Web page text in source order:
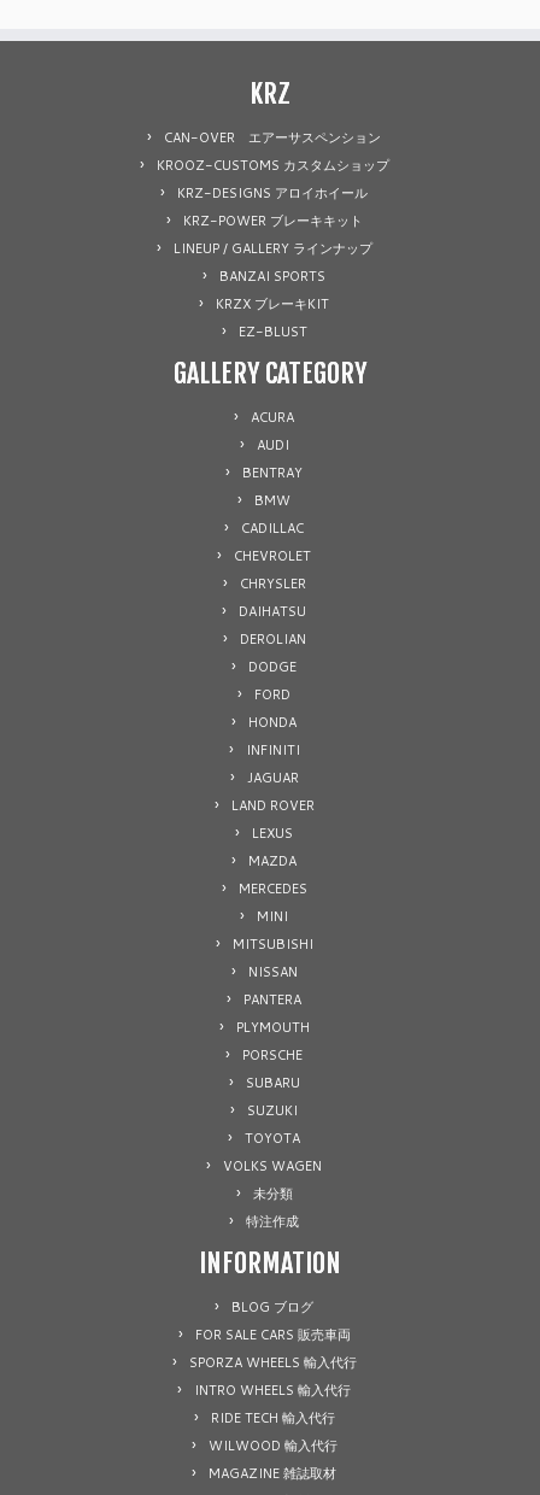
KRZ
CAN-OVER エアーサスペンション
KROOZ-CUSTOMS カスタムショップ
KRZ-DESIGNS アロイホイール
KRZ-POWER ブレーキキット
LINEUP / GALLERY ラインナップ
BANZAI SPORTS
KRZX ブレーキKIT
EZ-BLUST
GALLERY CATEGORY
ACURA
AUDI
BENTRAY
BMW
CADILLAC
CHEVROLET
CHRYSLER
DAIHATSU
DEROLIAN
DODGE
FORD
HONDA
INFINITI
JAGUAR
LAND ROVER
LEXUS
MAZDA
MERCEDES
MINI
MITSUBISHI
NISSAN
PANTERA
PLYMOUTH
PORSCHE
SUBARU
SUZUKI
TOYOTA
VOLKS WAGEN
未分類
特注作成
INFORMATION
BLOG ブログ
FOR SALE CARS 販売車両
SPORZA WHEELS 輸入代行
INTRO WHEELS 輸入代行
RIDE TECH 輸入代行
WILWOOD 輸入代行
MAGAZINE 雑誌取材